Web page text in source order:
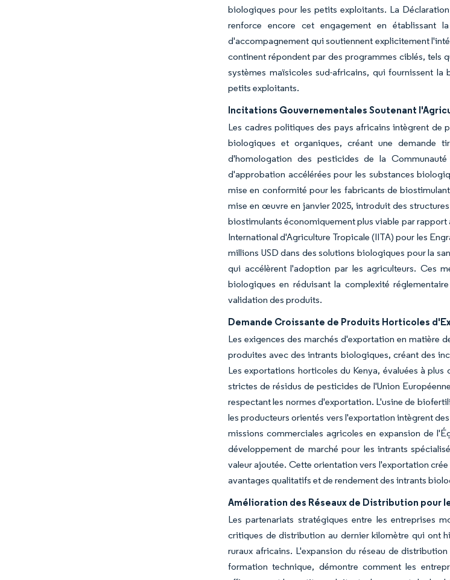
biologiques pour les petits exploitants. La
renforce encore cet engagement en établissant
d'accompagnement qui soutiennent explicitement
continent répondent par des programmes ciblés, tels
systèmes maïsicoles sud-africains, qui fournissent
petits exploitants.
Incitations Gouvernementales Soutenant
Les cadres politiques des pays africains intègrent de
biologiques et organiques, créant une demande
d'homologation des pesticides de la
d'approbation accélérées pour les substances
mise en conformité pour les fabricants de
mise en œuvre en janvier 2025, introduit des
biostimulants économiquement plus viable par
International d'Agriculture Tropicale (IITA) pour les
millions USD dans des solutions biologiques pour la
qui accélèrent l'adoption par les agriculteurs. Ces
biologiques en réduisant la complexité
validation des produits.
Demande Croissante de Produits Horticoles
Les exigences des marchés d'exportation en matière
produites avec des intrants biologiques, créant des
Les exportations horticoles du Kenya, évaluées à
strictes de résidus de pesticides de l'Union
respectant les normes d'exportation. L'usine de
les producteurs orientés vers l'exportation intègrent
missions commerciales agricoles en expansion de
développement de marché pour les intrants
valeur ajoutée. Cette orientation vers l'exportation
avantages qualitatifs et de rendement des intrants
Amélioration des Réseaux de Distribution pour
Les partenariats stratégiques entre les entreprises
critiques de distribution au dernier kilomètre qui ont
ruraux africains. L'expansion du réseau de
formation technique, démontre comment les